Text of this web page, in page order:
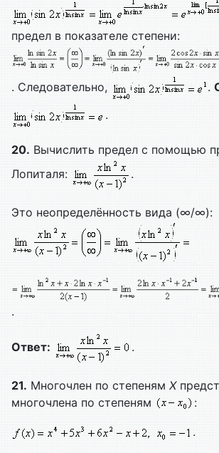
предел в показателе степени:
. Следовательно, .
.
20. Вычислить предел с помощью
Лопиталя:
.
Это неопределённость вида (∞/∞):
.
Ответ: .
21. Многочлен по степеням X
многочлена по степеням
:
.